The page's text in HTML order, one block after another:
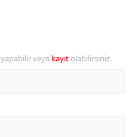
yapabilir veya kayıt olabilirsiniz.